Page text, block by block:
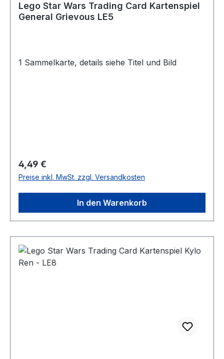
Lego Star Wars Trading Card Kartenspiel
General Grievous LE5
1 Sammelkarte, details siehe Titel und Bild
Regulärer Preis:
4,49 €
Preise inkl. MwSt. zzgl. Versandkosten
In den Warenkorb